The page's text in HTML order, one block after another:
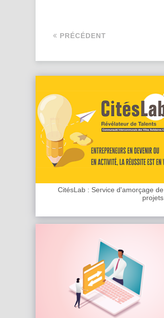
PRÉCÉDENT
CitésLab : Service d'amorçage de
projets